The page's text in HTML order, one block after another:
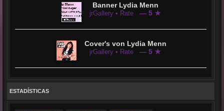
Banner Lydia Menn
jrGallery • Rate — 5 ★
Cover's von Lydia Menn
jrGallery • Rate — 5 ★
ESTADÍSTICAS